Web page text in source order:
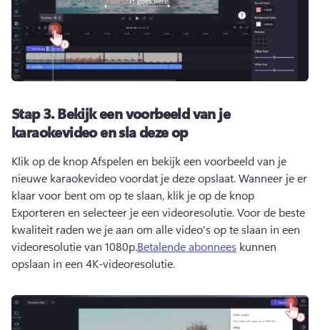
Stap 3.Bekijk een voorbeeld van je
karaokevideo en sla deze op
Klik op de knop Afspelen en bekijk een voorbeeld van je
nieuwe karaokevideo voordat je deze opslaat. Wanneer je er
klaar voor bent om op te slaan, klik je op de knop
Exporteren en selecteer je een videoresolutie. Voor de beste
kwaliteit raden we je aan om alle video's op te slaan in een
videoresolutie van 1080p.Betalende abonnees kunnen
opslaan in een 4K-videoresolutie.